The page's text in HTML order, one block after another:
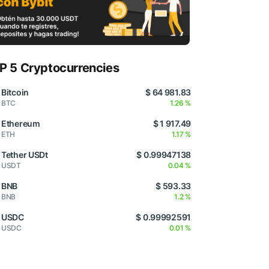
5 Cryptocurrencies
Bitcoin
BTC
$ 64 981.83
1.26 %
Ethereum
ETH
$ 1 917.49
1.17 %
Tether USDt
USDT
$ 0.99947138
0.04 %
BNB
BNB
$ 593.33
1.2 %
USDC
USDC
$ 0.99992591
0.01 %